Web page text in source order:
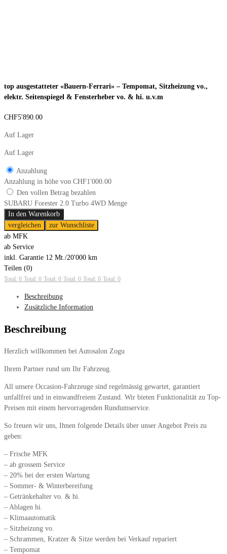
top ausgestatteter «Bauern-Ferrari» – Tempomat, Sitzheizung vo.,
elektr. Seitenspiegel & Fensterheber vo. & hi. u.v.m
CHF5'890.00
Auf Lager
Auf Lager
Anzahlung
Anzahlung in höhe von CHF1'000.00
Den vollen Betrag bezahlen
SUBARU Forester 2.0 Turbo 4WD Menge
In den Warenkorb
vergleichen
zur Wunschliste
ab MFK
ab Service
inkl. Garantie 12 Mt./20'000 km
Teilen (0)
Total: 0 Total: 0 Total: 0 Total: 0 Total: 0 Total: 0
Beschreibung
Zusätzliche Information
Beschreibung
Herzlich willkommen bei Autosalon Zogu
Ihrem Partner rund um Ihr Fahrzeug.
All unsere Occasion-Fahrzeuge sind regelmässig gewartet, garantiert
unfallfrei und in einwandfreiem Zustand. Wir bieten Funktionalität zu Top-
Preisen mit einem hervorragenden Rundumservice.
So freuen wir uns, Ihnen folgende Details über unser Angebot Preis zu
geben:
– Frische MFK
– ab grossem Service
– 20% bei der ersten Wartung
– Sommer- & Winterbereifung
– Getränkehalter vo. & hi.
– Ablagen hi.
– Klimaautomatik
– Sitzheizung vo.
– Schrammen, Kratzer & Sitze werden bei Verkauf repariert
– Tempomat